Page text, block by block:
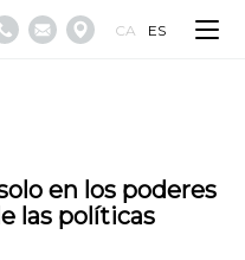
CA ES
en los poderes
las políticas